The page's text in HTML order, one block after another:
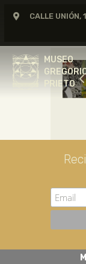
CALLE
MUSEO
PRIETO